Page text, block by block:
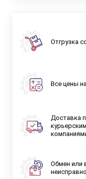
Отгрузка
Все цены
Доставка
Обмен или